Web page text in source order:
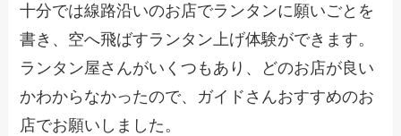
十分では線路沿いのお店でランタンに願いごとを
書き、空へ飛ばすランタン上げ体験ができます。
ランタン屋さんがいくつもあり、どのお店が良い
かわからなかったので、ガイドさんおすすめのお
店でお願いしました。